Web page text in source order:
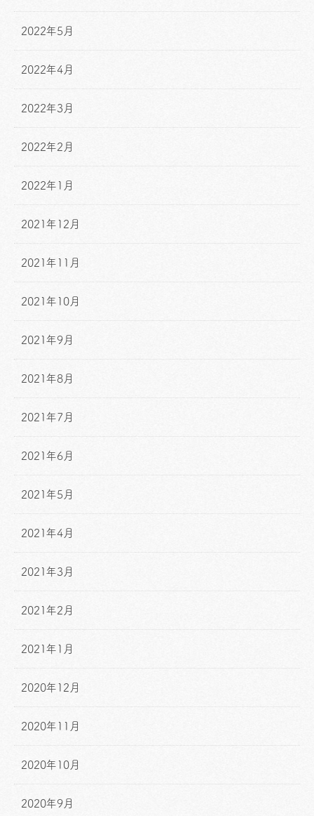
2022年5月
2022年4月
2022年3月
2022年2月
2022年1月
2021年12月
2021年11月
2021年10月
2021年9月
2021年8月
2021年7月
2021年6月
2021年5月
2021年4月
2021年3月
2021年2月
2021年1月
2020年12月
2020年11月
2020年10月
2020年9月